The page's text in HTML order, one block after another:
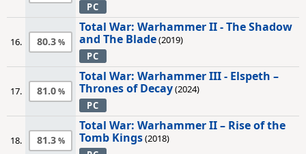
PC
16. 80.3
Total War: Warhammer II - The Shadow
and The Blade(2019)
PC
17. 81.0
Total War: Warhammer III - Elspeth –
Thrones of Decay(2024)
PC
18. 81.3
Total War: Warhammer II – Rise of the
Tomb Kings(2018)